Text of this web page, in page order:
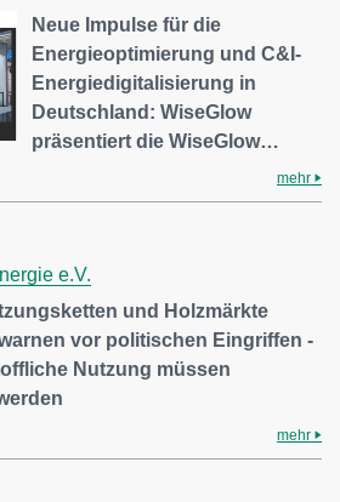
Neue Impulse für die
Energieoptimierung und C&I-
Energiedigitalisierung in
Deutschland: WiseGlow
präsentiert die WiseGlow…
mehr
e.V.
und Holzmärkte
vor politischen Eingriffen -
Nutzung müssen
mehr